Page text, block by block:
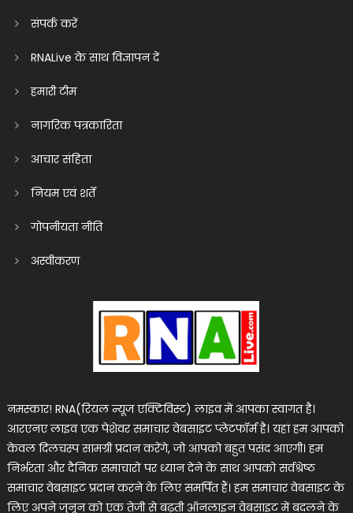
संपर्क करें
RNALive के साथ विज्ञापन दें
हमारी टीम
नागरिक पत्रकारिता
आचार संहिता
नियम एवं शर्तें
गोपनीयता नीति
अस्वीकरण
नमस्कार! RNA(रियल न्यूज एक्टिविस्ट) लाइव में आपका स्वागत है।
आरएनए लाइव एक पेशेवर समाचार वेबसाइट प्लेटफॉर्म है। यहां हम आपको
केवल दिलचस्प सामग्री प्रदान करेंगे, जो आपको बहुत पसंद आएगी। हम
निर्भरता और दैनिक समाचारों पर ध्यान देने के साथ आपको सर्वश्रेष्ठ
समाचार वेबसाइट प्रदान करने के लिए समर्पित हैं। हम समाचार वेबसाइट के
लिए अपने जुनून को एक तेजी से बढ़ती ऑनलाइन वेबसाइट में बदलने के